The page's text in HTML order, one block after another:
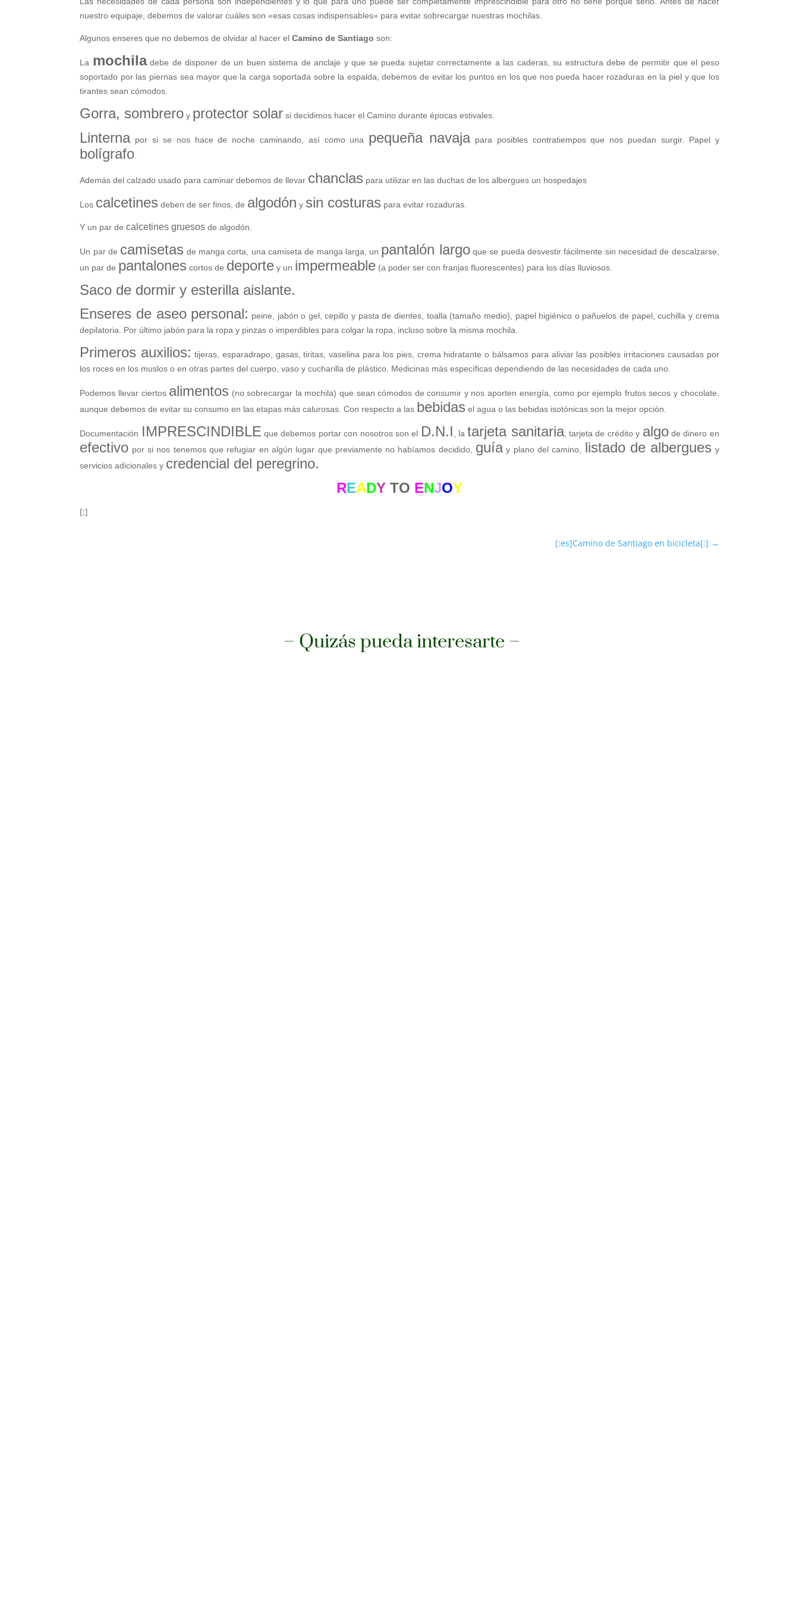
nuestro equipaje, debemos de valorar cuáles son «esas cosas indispensables» para evitar sobrecargar nuestras mochilas.
Algunos enseres que no debemos de olvidar al hacer elCamino de Santiago son:
La mochiladebe de disponer de un buen sistema de anclaje y que se pueda sujetar correctamente a las caderas, su estructura debe de permitir que el peso
soportado por las piernas sea mayor que la carga soportada sobre la espalda, debemos de evitar los puntos en los que nos pueda hacer rozaduras en la piel y que los
tirantes sean cómodos.
Gorra, sombrero y protector solar si decidimos hacer el Camino durante épocas estivales.
Linternapor si se nos hace de noche caminando, así como una pequeña navajapara posibles contratiempos que nos puedan surgir. Papel y
bolígrafo.
Además del calzado usado para caminar debemos de llevar chanclas para utilizar en las duchas de los albergues un hospedajes
Los calcetines deben de ser finos, de algodón y sin costuras para evitar rozaduras.
Y un par decalcetines gruesos de algodón.
Un par de camisetas de manga corta, una camiseta de manga larga, un pantalón largoque se pueda desvestir fácilmente sin necesidad de descalzarse,
un par de pantalones cortos de deporte y un impermeable (a poder ser con franjas fluorescentes) para los días lluviosos.
Saco de dormir y esterilla aislante.
Enseres de aseo personal: peine, jabón o gel, cepillo y pasta de dientes, toalla (tamaño medio), papel higiénico o pañuelos de papel, cuchilla y crema
depilatoria. Por último jabón para la ropa y pinzas o imperdibles para colgar la ropa, incluso sobre la misma mochila.
Primeros auxilios: tijeras, esparadrapo, gasas, tiritas, vaselina para los pies, crema hidratante o bálsamos para aliviar las posibles irritaciones causadas por
los roces en los muslos o en otras partes del cuerpo, vaso y cucharilla de plástico. Medicinas más específicas dependiendo de las necesidades de cada uno.
Podemos llevar ciertos alimentos (no sobrecargar la mochila) que sean cómodos de consumir y nos aporten energía, como por ejemplo frutos secos y chocolate,
aunque debemos de evitar su consumo en las etapas más calurosas. Con respecto a las bebidas el agua o las bebidas isotónicas son la mejor opción.
Documentación IMPRESCINDIBLE que debemos portar con nosotros son el D.N.I, la tarjeta sanitaria, tarjeta de crédito y algode dinero en
efectivo por si nos tenemos que refugiar en algún lugar que previamente no habíamos decidido, guíay plano del camino, listado de albergues y
servicios adicionales y credencial del peregrino.
READY TO ENJOY
[:]
[:es]Camino de Santiago en bicicleta[:] →
– Quizás pueda interesarte –